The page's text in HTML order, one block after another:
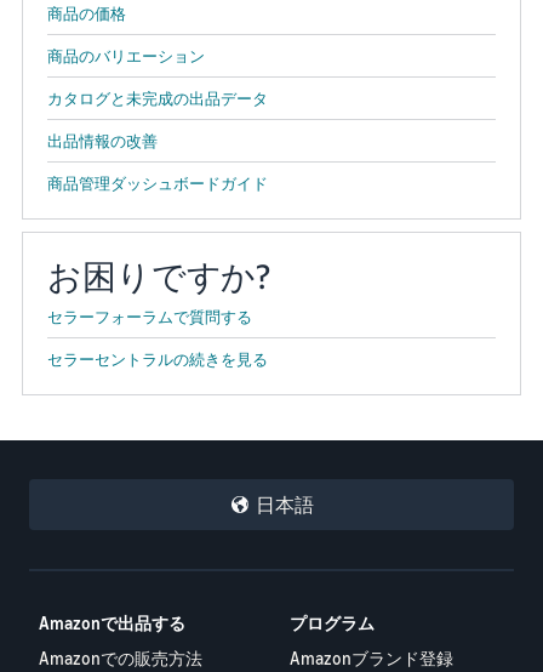
商品の価格
商品のバリエーション
カタログと未完成の出品データ
出品情報の改善
商品管理ダッシュボードガイド
お困りですか?
セラーフォーラムで質問する
セラーセントラルの続きを見る
日本語
Amazonで出品する
Amazonでの販売方法
プログラム
Amazonブランド登録